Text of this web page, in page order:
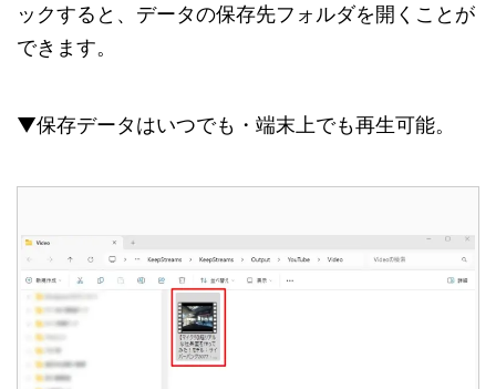
ックすると、データの保存先フォルダを開くことが
できます。
▼保存データはいつでも・端末上でも再生可能。